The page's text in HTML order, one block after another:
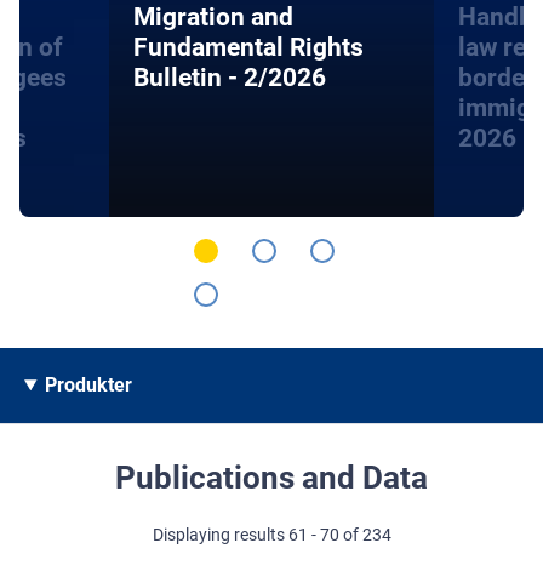
of
Migration and
Fundamental Rights
Bulletin - 2/2026
law
2026
Produkter
Publications and Data
Displaying results 61 - 70 of 234